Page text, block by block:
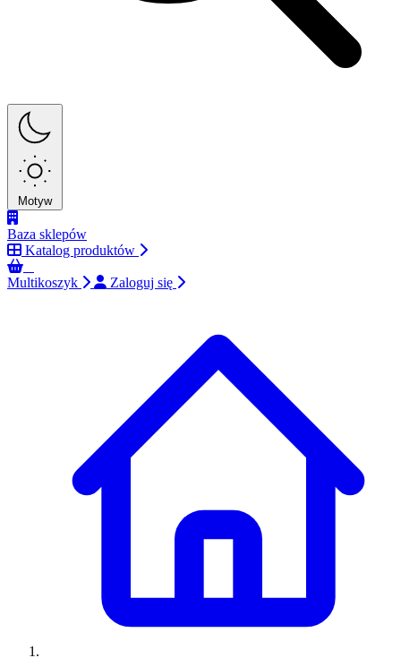
Motyw
Baza sklepów
Katalog produktów
Multikoszyk
Zaloguj się